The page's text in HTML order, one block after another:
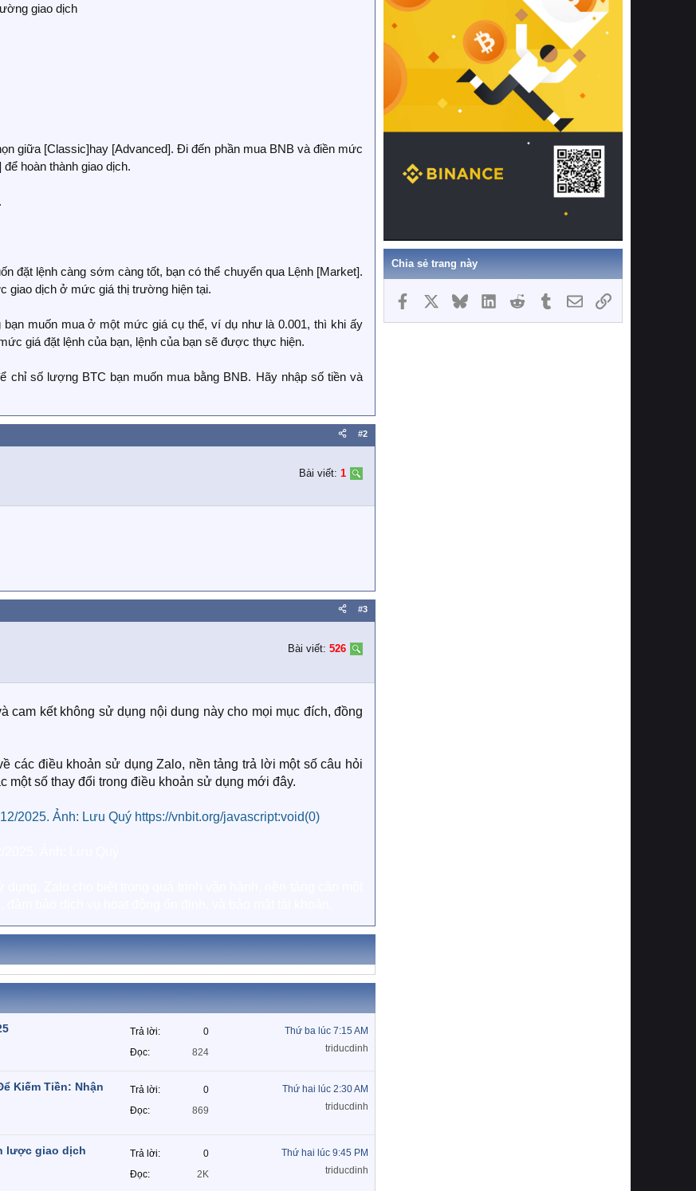
giao dịch
giữa [Classic]hay [Advanced]. Đi đến phần mua BNB và điền mức
hoàn thành giao dịch.
đặt lệnh càng sớm càng tốt, bạn có thể chuyển qua Lệnh [Market].
giao dịch ở mức giá thị trường hiện tại.
muốn mua ở một mức giá cụ thể, ví dụ như là 0.001, thì khi ấy
giá đặt lệnh của bạn, lệnh của bạn sẽ được thực hiện.
số lượng BTC bạn muốn mua bằng BNB. Hãy nhập số tiền và
#2
Bài viết: 1
#3
Bài viết: 526
cam kết không sử dụng nội dung này cho mọi mục đích, đồng
các điều khoản sử dụng Zalo, nền tảng trả lời một số câu hỏi
một số thay đổi trong điều khoản sử dụng mới đây.
https://vnbit.org/javascript:void(0)
Trả lời
0
Đọc
824
Thứ ba lúc 7:15 AM
triducdinh
Kiếm Tiền: Nhận
Trả lời
0
Đọc
869
Thứ hai lúc 2:30 AM
triducdinh
lược giao dịch Trả lời
0
Đọc
2K
Thứ hai lúc 9:45 PM
triducdinh
Chia sẻ trang này
Facebook BlueskyLinkedInReddit TumblrEmailLink